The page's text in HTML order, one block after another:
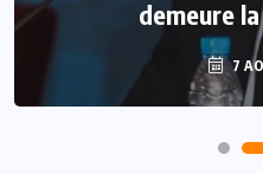
demeure
7